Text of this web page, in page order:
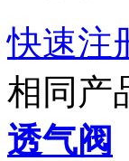
快速注
相同产
透气阀